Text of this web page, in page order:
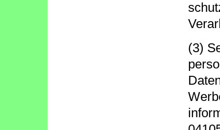
(3)